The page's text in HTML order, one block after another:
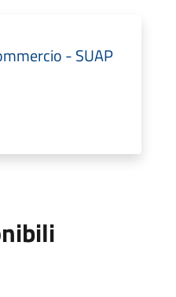
- SUAP